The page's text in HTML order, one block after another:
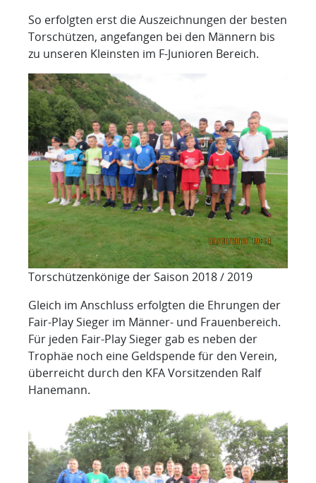
So erfolgten erst die Auszeichnungen der besten
Torschützen, angefangen bei den Männern bis
zu unseren Kleinsten im F-Junioren Bereich.
Torschützenkönige der Saison 2018 / 2019
Gleich im Anschluss erfolgten die Ehrungen der
Fair-Play Sieger im Männer- und Frauenbereich.
Für jeden Fair-Play Sieger gab es neben der
Trophäe noch eine Geldspende für den Verein,
überreicht durch den KFA Vorsitzenden Ralf
Hanemann.